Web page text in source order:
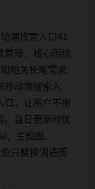
端搜索入口41
整理，核心围绕
相关长尾需求
移动端搜索入
口，让用户不用
。每日更新时优
主题图、
只替换词语而